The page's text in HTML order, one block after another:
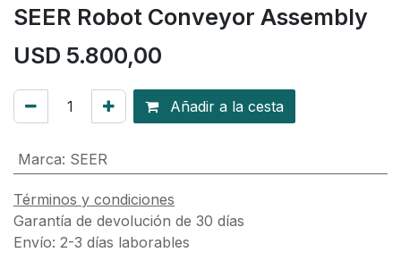
SEER Robot Conveyor Assembly
USD 5.800,00
Añadir a la cesta
Marca: SEER
Términos y condiciones
Garantía de devolución de 30 días
Envío: 2-3 días laborables